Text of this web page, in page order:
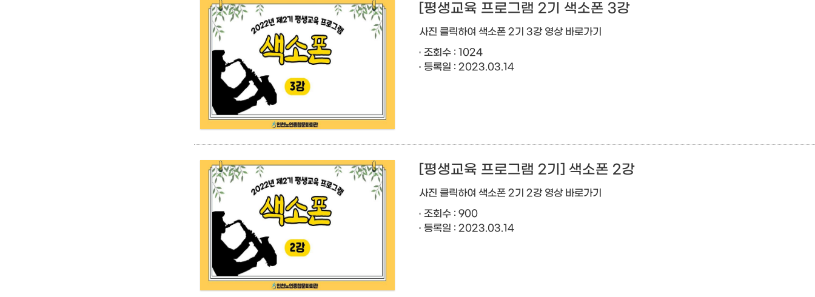
[평생교육 프로그램 2기 색소폰 3강
사진 클릭하여 색소폰 2기 3강 영상 바로가기
조회수 : 1024
등록일 : 2023.03.14
[평생교육 프로그램 2기] 색소폰 2강
사진 클릭하여 색소폰 2기 2강 영상 바로가기
조회수 : 900
등록일 : 2023.03.14